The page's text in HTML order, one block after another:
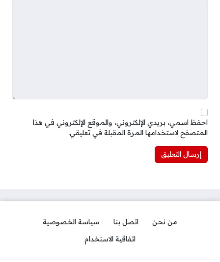
احفظ اسمي، بريدي الإلكتروني، والموقع الإلكتروني في هذا
المتصفح لاستخدامها المرة المقبلة في تعليقي.
من نحن اتصل بنا
سياسة الخصوصية
اتفاقية الاستخدام